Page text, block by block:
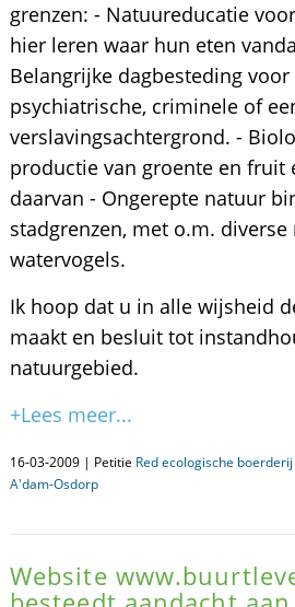
grenzen: - Natuureducatie
hier leren waar hun eten
Belangrijke dagbesteding
psychiatrische, criminele of
verslavingsachtergrond. -
productie van groente en fruit
daarvan - Ongerepte natuur
stadgrenzen, met o.m.
watervogels.
Ik hoop dat u in alle wijsheid
maakt en besluit tot
natuurgebied.
+Lees meer...
16-03-2009 | Petitie Red ecologische
A'dam-Osdorp
Website